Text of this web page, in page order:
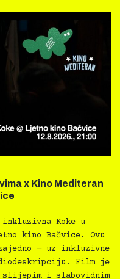
x Kino Mediteran
Koke u
kino Bačvice. Ovu
— uz inkluzivne
Film je
slijepim i slabovidnim